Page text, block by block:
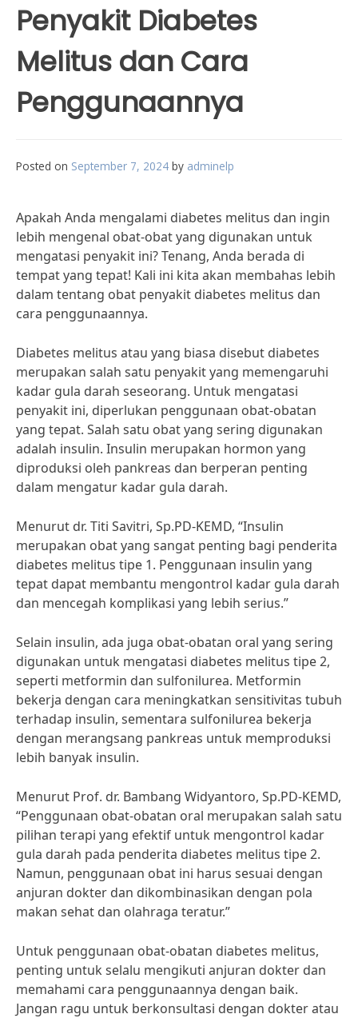
Penyakit Diabetes
Melitus dan Cara
Penggunaannya
Posted on September 7, 2024 by adminelp
Apakah Anda mengalami diabetes melitus dan ingin
lebih mengenal obat-obat yang digunakan untuk
mengatasi penyakit ini? Tenang, Anda berada di
tempat yang tepat! Kali ini kita akan membahas lebih
dalam tentang obat penyakit diabetes melitus dan
cara penggunaannya.
Diabetes melitus atau yang biasa disebut diabetes
merupakan salah satu penyakit yang memengaruhi
kadar gula darah seseorang. Untuk mengatasi
penyakit ini, diperlukan penggunaan obat-obatan
yang tepat. Salah satu obat yang sering digunakan
adalah insulin. Insulin merupakan hormon yang
diproduksi oleh pankreas dan berperan penting
dalam mengatur kadar gula darah.
Menurut dr. Titi Savitri, Sp.PD-KEMD, “Insulin
merupakan obat yang sangat penting bagi penderita
diabetes melitus tipe 1. Penggunaan insulin yang
tepat dapat membantu mengontrol kadar gula darah
dan mencegah komplikasi yang lebih serius.”
Selain insulin, ada juga obat-obatan oral yang sering
digunakan untuk mengatasi diabetes melitus tipe 2,
seperti metformin dan sulfonilurea. Metformin
bekerja dengan cara meningkatkan sensitivitas tubuh
terhadap insulin, sementara sulfonilurea bekerja
dengan merangsang pankreas untuk memproduksi
lebih banyak insulin.
Menurut Prof. dr. Bambang Widyantoro, Sp.PD-KEMD,
“Penggunaan obat-obatan oral merupakan salah satu
pilihan terapi yang efektif untuk mengontrol kadar
gula darah pada penderita diabetes melitus tipe 2.
Namun, penggunaan obat ini harus sesuai dengan
anjuran dokter dan dikombinasikan dengan pola
makan sehat dan olahraga teratur.”
Untuk penggunaan obat-obatan diabetes melitus,
penting untuk selalu mengikuti anjuran dokter dan
memahami cara penggunaannya dengan baik.
Jangan ragu untuk berkonsultasi dengan dokter atau